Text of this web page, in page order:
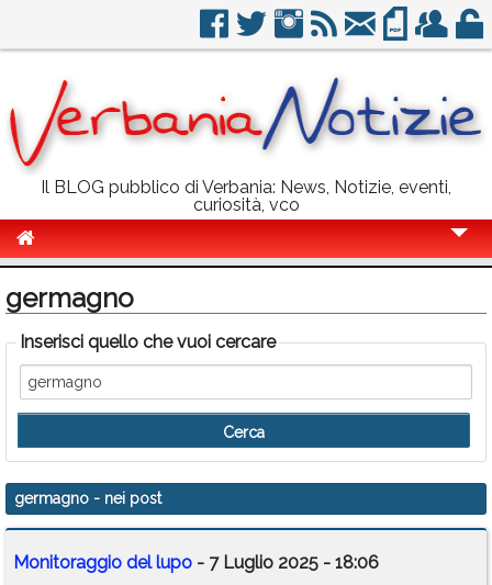
Il BLOG pubblico di Verbania: News, Notizie, eventi,
curiosità, vco
Politica
Sport
Eventi
Info Utili
Rubriche
Calendario
Annunci
germagno
Inserisci quello che vuoi cercare
germagno - nei post
Monitoraggio del lupo - 7 Luglio 2025 - 18:06